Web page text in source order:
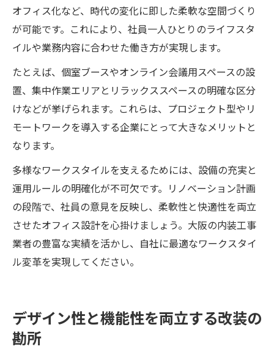
オフィス化など、時代の変化に即した柔軟な空間づくり
が可能です。これにより、社員一人ひとりのライフスタ
イルや業務内容に合わせた働き方が実現します。
たとえば、個室ブースやオンライン会議用スペースの設
置、集中作業エリアとリラックススペースの明確な区分
けなどが挙げられます。これらは、プロジェクト型やリ
モートワークを導入する企業にとって大きなメリットと
なります。
多様なワークスタイルを支えるためには、設備の充実と
運用ルールの明確化が不可欠です。リノベーション計画
の段階で、社員の意見を反映し、柔軟性と快適性を両立
させたオフィス設計を心掛けましょう。大阪の内装工事
業者の豊富な実績を活かし、自社に最適なワークスタイ
ル変革を実現してください。
デザイン性と機能性を両立する改装の
勘所